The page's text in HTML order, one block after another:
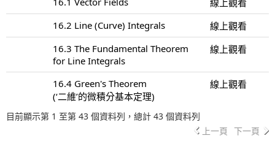
16.2 Line (Curve) Integrals
線上觀看
16.3 The Fundamental Theorem
for Line Integrals
線上觀看
16.4 Green's Theorem
(‘二維’的微積分基本定理)
線上觀看
目前顯示第 1 至第 43 個資料列，總計 43 個資料列
上一頁 下一頁